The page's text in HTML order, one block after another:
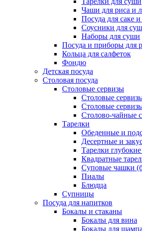
Чаши для риса и
Посуда для саке
Соусники для
Наборы для суши
Посуда и приборы для
Кольца для салфеток
Фондю
Детская посуда
Столовая посуда
Столовые сервизы
Столовые
Столовые
Столово-чайные
Тарелки
Обеденные и
Десертные и
Тарелки
Квадратные
Суповые чашки
Пиалы
Блюдца
Супницы
Посуда для напитков
Бокалы и стаканы
Бокалы для вина
Бокалы для